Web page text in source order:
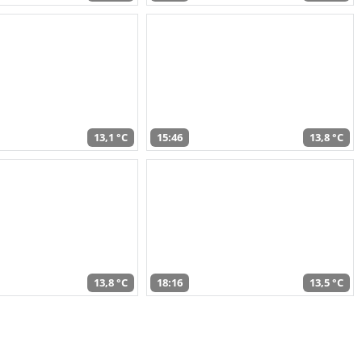
13,1 °C 15:46 13,8 °C
13,8 °C 18:16 13,5 °C